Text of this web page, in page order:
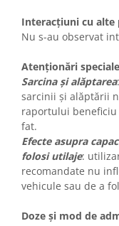
Interacțiuni cu alte
Nu s-au observat
Atenționări
Sarcina și alăptarea
sarcinii și alăptării
raportului
fat.
Efecte asupra
folosi utilaje:
recomandate nu
vehicule sau de a
Doze și mod de